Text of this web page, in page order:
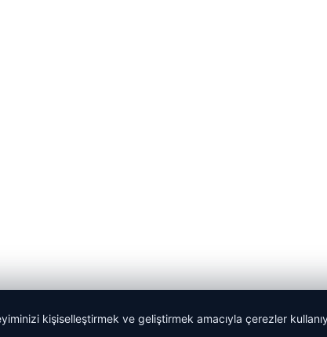
kişiselleştirmek ve geliştirmek amacıyla çerezler